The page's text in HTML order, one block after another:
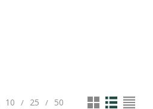
10 / 25 / 50